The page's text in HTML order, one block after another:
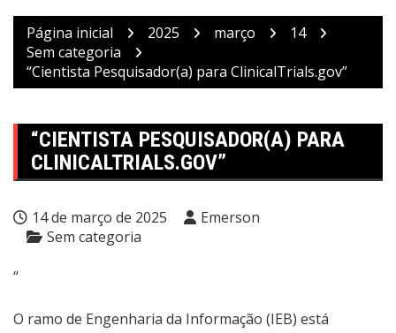
Página inicial 2025 março
14
Sem categoria
“Cientista Pesquisador(a) para ClinicalTrials.gov”
“CIENTISTA PESQUISADOR(A) PARA
CLINICALTRIALS.GOV”
14 de março de 2025
Emerson
Sem categoria
“
O ramo de Engenharia da Informação (IEB) está